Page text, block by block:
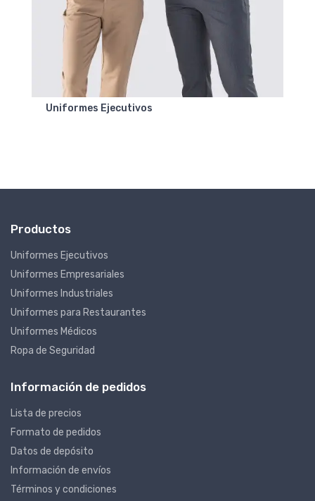
Uniformes Ejecutivos
Productos
Uniformes Ejecutivos
Uniformes Empresariales
Uniformes Industriales
Uniformes para Restaurantes
Uniformes Médicos
Ropa de Seguridad
Información de pedidos
Lista de precios
Formato de pedidos
Datos de depósito
Información de envíos
Términos y condiciones